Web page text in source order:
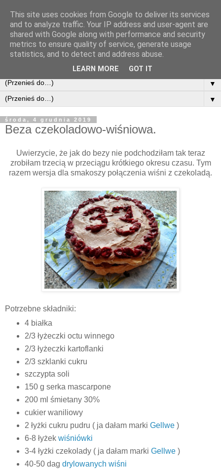
▼
▼
środa, 4 grudnia 2019
Beza czekoladowo-wiśniowa.
Uwierzycie, że jak do bezy nie podchodziłam tak teraz
zrobiłam trzecią w przeciągu krótkiego okresu czasu. Tym
razem wersja dla smakoszy połączenia wiśni z czekoladą.
Potrzebne składniki:
4 białka
2/3 łyżeczki octu winnego
2/3 łyżeczki kartoflanki
2/3 szklanki cukru
szczypta soli
150 g serka mascarpone
200 ml śmietany 30%
cukier waniliowy
2 łyżki cukru pudru ( ja dałam marki Gellwe)
6-8 łyżek wiśniówki
3-4 łyżki czekolady ( ja dałam marki Gellwe)
40-50 dag drylowanych wiśni
This site uses cookies from Google to deliver its services
and to analyze traffic. Your IP address and user-agent are
shared with Google along with performance and security
metrics to ensure quality of service, generate usage
statistics, and to detect and address abuse.
LEARN MORE GOT IT